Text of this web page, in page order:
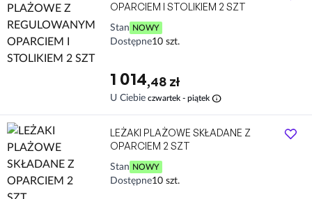
OPARCIEM I STOLIKIEM 2 SZT
Stan NOWY
Dostępne10 szt.
1 014,48 zł
U Ciebie czwartek - piątek info
LEŻAKI PLAŻOWE SKŁADANE Z
OPARCIEM 2 SZT
Stan NOWY
Dostępne10 szt.